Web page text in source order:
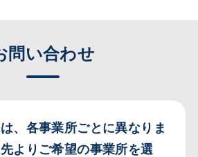
問い合わせ
、各事業所ごとに異なりま
よりご希望の事業所を選